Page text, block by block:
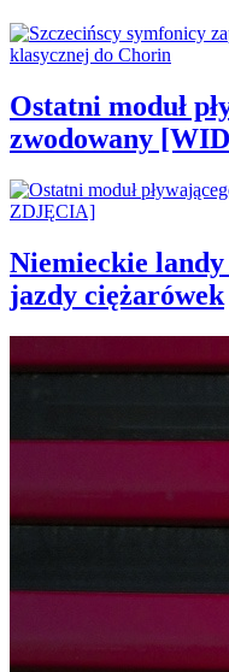
Ostatni moduł
zwodowany
Niemieckie landy
jazdy ciężarówek